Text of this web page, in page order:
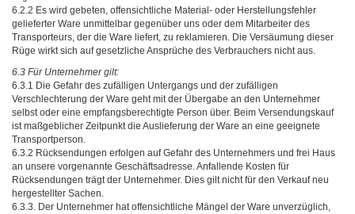
6.2.2 Es wird gebeten, offensichtliche Material- oder Herstellungsfehler
gelieferter Ware unmittelbar gegenüber uns oder dem Mitarbeiter des
Transporteurs, der die Ware liefert, zu reklamieren. Die Versäumung dieser
Rüge wirkt sich auf gesetzliche Ansprüche des Verbrauchers nicht aus.
6.3 Für Unternehmer gilt:
6.3.1 Die Gefahr des zufälligen Untergangs und der zufälligen
Verschlechterung der Ware geht mit der Übergabe an den Unternehmer
selbst oder eine empfangsberechtigte Person über. Beim Versendungskauf
ist maßgeblicher Zeitpunkt die Auslieferung der Ware an eine geeignete
Transportperson.
6.3.2 Rücksendungen erfolgen auf Gefahr des Unternehmers und frei Haus
an unsere vorgenannte Geschäftsadresse. Anfallende Kosten für
Rücksendungen trägt der Unternehmer. Dies gilt nicht für den Verkauf neu
hergestellter Sachen.
6.3.3. Der Unternehmer hat offensichtliche Mängel der Ware unverzüglich,